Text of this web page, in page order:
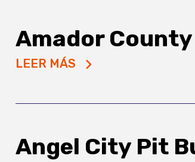
Amador
LEER MÁS
Angel City Pit